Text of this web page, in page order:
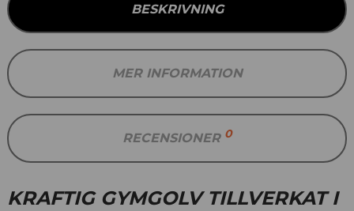
BESKRIVNING
MER INFORMATION
RECENSIONER 0
KRAFTIG GYMGOLV TILLVERKAT I